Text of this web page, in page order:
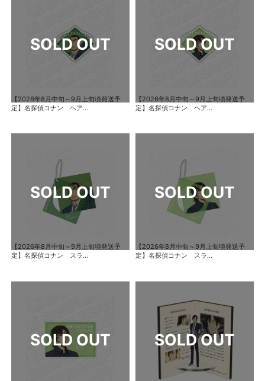
【2026年8月中旬～9月上旬頃発送予
定】名探偵コナン ヘア...
【2026年8月中旬～9月上旬頃発送予
定】名探偵コナン ヘア...
【2026年8月中旬～9月上旬頃発送予
定】名探偵コナン スラ...
【2026年8月中旬～9月上旬頃発送予
定】名探偵コナン スラ...